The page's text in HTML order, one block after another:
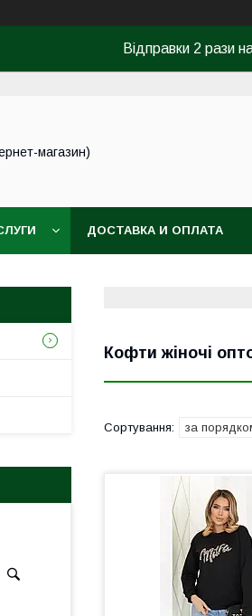
Відправки 2 рази
магазин)
ДОСТАВКА И ОПЛАТА
Кофти жіночі